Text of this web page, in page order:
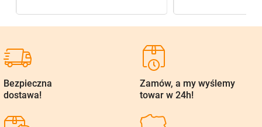
Bezpieczna
dostawa!
Zamów, a my wyślemy
towar w 24h!